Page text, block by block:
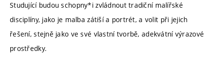
Studující budou schopny*i zvládnout tradiční malířské
disciplíny, jako je malba zátiší a portrét, a volit při jejich
řešení, stejně jako ve své vlastní tvorbě, adekvátní výrazové
prostředky.